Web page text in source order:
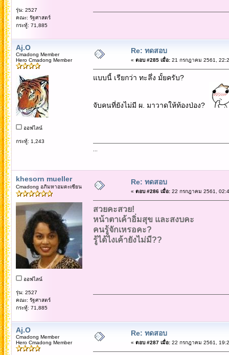
รุ่น: 2527
คณะ: รัฐศาสตร์
กระทู้: 71,885
Aj.O
Cmadong Member
Hero Cmadong Member
ออฟไลน์
กระทู้: 1,243
Re: ทดสอบ
« ตอบ #285 เมื่อ:21 กรกฎาคม 2561,
แบบนี้ เรียกว่า ทะลึ่ง มั้ยครับ?
จับคนที่ยังไม่มี ผ. มาวาดให้ท้องป่อง?
khesorn mueller
Cmadong อภิมหาอมตะเซียน
ออฟไลน์
รุ่น: 2527
คณะ: รัฐศาสตร์
กระทู้: 71,885
Re: ทดสอบ
« ตอบ #286 เมื่อ:22 กรกฎาคม 2561,
สวยคะสวย!
หน้าตาเค้าอิ่มสุข และสงบคะ
คนรู้จักเหรอคะ?
รู้ได้ไงเค้ายังไม่มี??
Aj.O
Cmadong Member
Hero Cmadong Member
Re: ทดสอบ
« ตอบ #287 เมื่อ:22 กรกฎาคม 2561,